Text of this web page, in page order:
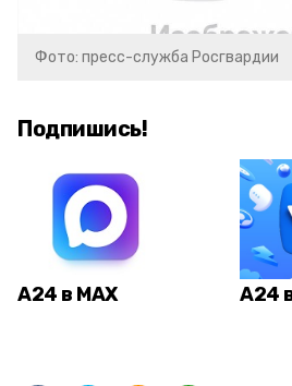
Фото: пресс-служба Росгвардии
Подпишись!
А24 в MAX А24